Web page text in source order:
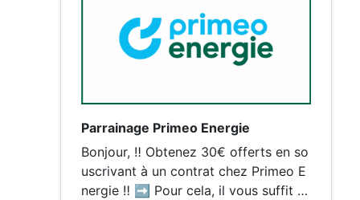
Parrainage Primeo Energie
Bonjour, ‼️ Obtenez 30€ offerts en so
uscrivant à un contrat chez Primeo E
nergie ‼️ ➡️ Pour cela, il vous suffit d